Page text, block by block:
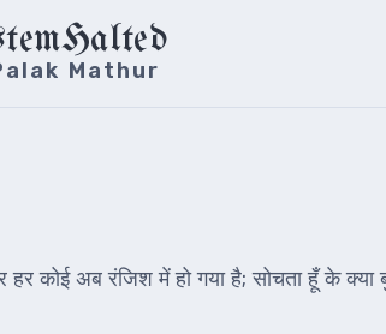
Mathur
हर कोई अब रंजिश में हो गया है; सोचता हूँ के क्या